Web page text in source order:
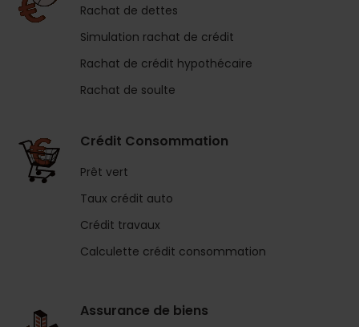
Rachat de dettes
Simulation rachat de crédit
Rachat de crédit hypothécaire
Rachat de soulte
Crédit Consommation
Prêt vert
Taux crédit auto
Crédit travaux
Calculette crédit consommation
Assurance de biens